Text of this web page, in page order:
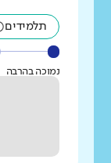
תלמידים
נמוכה בהרבה